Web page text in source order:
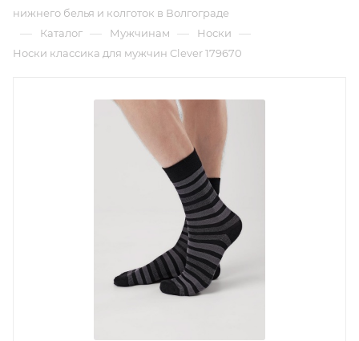
нижнего белья и колготок в Волгограде
— Каталог — Мужчинам — Носки —
Носки классика для мужчин Clever 179670